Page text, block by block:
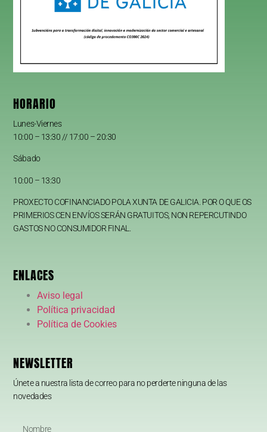
HORARIO
Lunes-Viernes
10:00 – 13:30 // 17:00 – 20:30
Sábado
10:00 – 13:30
PROXECTO COFINANCIADO POLA XUNTA DE GALICIA. POR O QUE OS
PRIMERIOS CEN ENVÍOS SERÁN GRATUITOS, NON REPERCUTINDO
GASTOS NO CONSUMIDOR FINAL.
ENLACES
Aviso legal
Política privacidad
Política de Cookies
NEWSLETTER
Únete a nuestra lista de correo para no perderte ninguna de las
novedades